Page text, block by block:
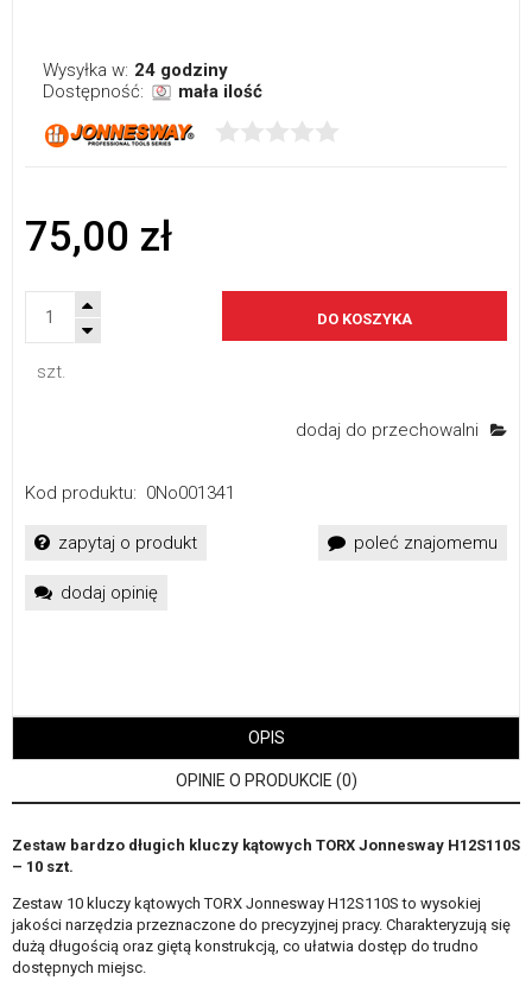
Wysyłka w: 24 godziny
Dostępność:
mała ilość
75,00 zł
szt.
DO KOSZYKA
dodaj do przechowalni
Kod produktu: 0No001341
zapytaj o produkt poleć znajomemu
dodaj opinię
OPIS
OPINIE O PRODUKCIE (0)
Zestaw bardzo długich kluczy kątowych TORX Jonnesway H12S110S
– 10 szt.
Zestaw 10 kluczy kątowych TORX Jonnesway H12S110S to wysokiej
jakości narzędzia przeznaczone do precyzyjnej pracy. Charakteryzują się
dużą długością oraz giętą konstrukcją, co ułatwia dostęp do trudno
dostępnych miejsc.